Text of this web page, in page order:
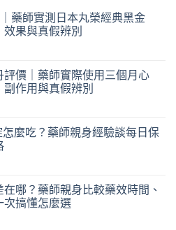
藥師實測日本丸榮經典黑金
效果與真假辨別
評價｜藥師實際使用三個月心
作用與真假辨別
麼吃？藥師親身經驗談每日保
哪？藥師親身比較藥效時間、
次搞懂怎麼選